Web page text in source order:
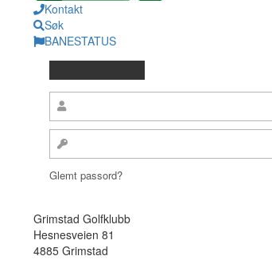
Kontakt
Søk
BANESTATUS
Glemt passord?
Grimstad Golfklubb
Hesnesveien 81
4885 Grimstad